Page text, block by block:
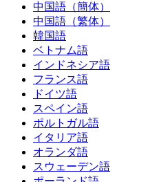
中国語（簡体）
中国語（繁体）
韓国語
ベトナム語
インドネシア語
フランス語
ドイツ語
スペイン語
ポルトガル語
イタリア語
オランダ語
スウェーデン語